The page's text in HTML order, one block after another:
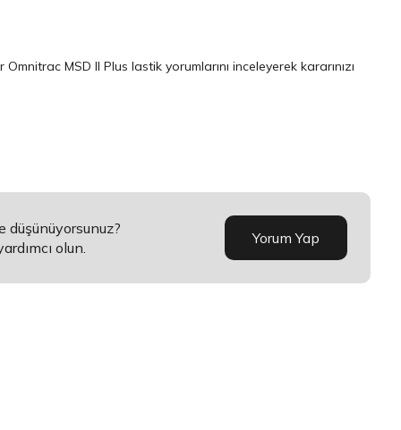
Omnitrac MSD II Plus lastik yorumlarını inceleyerek kararınızı
olun.
Yorum Yap